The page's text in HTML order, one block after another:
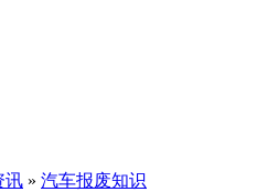
讯 » 汽车报废知识